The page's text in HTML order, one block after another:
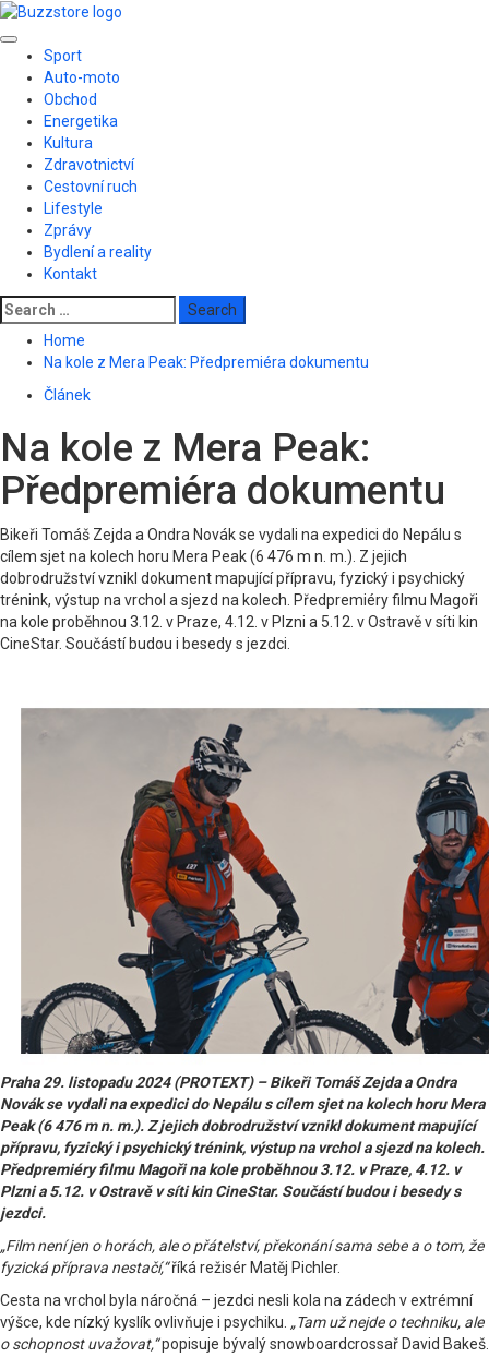
Skip
content
Primary
Menu
Sport
Auto-moto
Obchod
Energetika
Kultura
Zdravotnictví
Cestovní ruch
Lifestyle
Zprávy
Bydlení a reality
Kontakt
Search
for:
Home
Na kole z Mera Peak: Předpremiéra dokumentu
Článek
Na kole z Mera Peak:
Předpremiéra dokumentu
Bikeři Tomáš Zejda a Ondra Novák se vydali na expedici do Nepálu s
cílem sjet na kolech horu Mera Peak (6 476 m n. m.). Z jejich
dobrodružství vznikl dokument mapující přípravu, fyzický i psychický
trénink, výstup na vrchol a sjezd na kolech. Předpremiéry filmu Magoři
na kole proběhnou 3.12. v Praze, 4.12. v Plzni a 5.12. v Ostravě v síti kin
CineStar. Součástí budou i besedy s jezdci.
Praha 29. listopadu 2024 (PROTEXT) – Bikeři Tomáš Zejda a Ondra
Novák se vydali na expedici do Nepálu s cílem sjet na kolech horu Mera
Peak (6 476 m n. m.). Z jejich dobrodružství vznikl dokument mapující
přípravu, fyzický i psychický trénink, výstup na vrchol a sjezd na kolech.
Předpremiéry filmu Magoři na kole proběhnou 3.12. v Praze, 4.12. v
Plzni a 5.12. v Ostravě v síti kin CineStar. Součástí budou i besedy s
jezdci.
„Film není jen o horách, ale o přátelství, překonání sama sebe a o tom, že
fyzická příprava nestačí,“říká režisér Matěj Pichler.
Cesta na vrchol byla náročná – jezdci nesli kola na zádech v extrémní
výšce, kde nízký kyslík ovlivňuje i psychiku. „Tam už nejde o techniku, ale
o schopnost uvažovat,“popisuje bývalý snowboardcrossař David Bakeš.